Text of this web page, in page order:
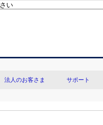
法人のお客さま サポート